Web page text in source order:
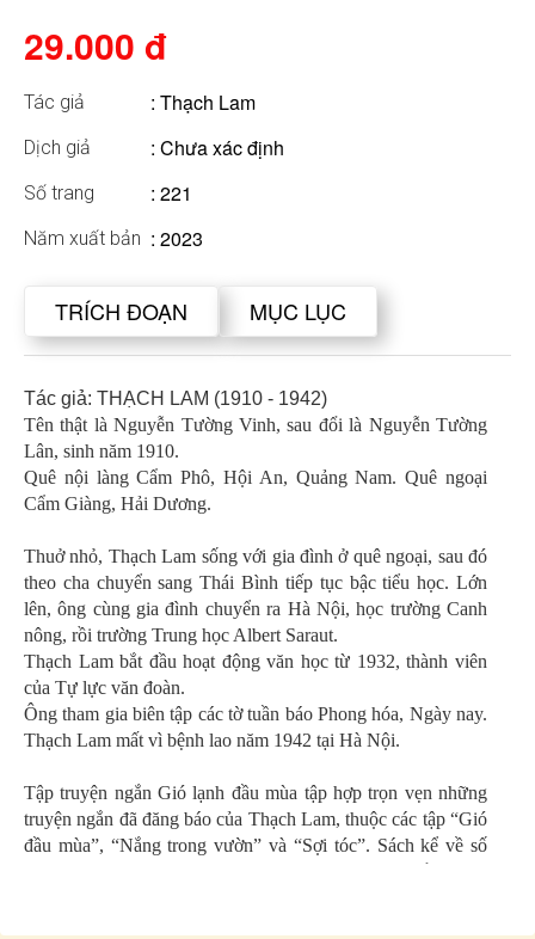
29.000 đ
Tác giả : Thạch Lam
Dịch giả : Chưa xác định
Số trang : 221
Năm xuất bản : 2023
TRÍCH ĐOẠN MỤC LỤC
Tác giả: THẠCH LAM (1910 - 1942)
Tên thật là Nguyễn Tường Vinh, sau đổi là Nguyễn Tường
Lân, sinh năm 1910.
Quê nội làng Cẩm Phô, Hội An, Quảng Nam. Quê ngoại
Cẩm Giàng, Hải Dương.
Thuở nhỏ, Thạch Lam sống với gia đình ở quê ngoại, sau đó
theo cha chuyển sang Thái Bình tiếp tục bậc tiểu học. Lớn
lên, ông cùng gia đình chuyển ra Hà Nội, học trường Canh
nông, rồi trường Trung học Albert Saraut.
Thạch Lam bắt đầu hoạt động văn học từ 1932, thành viên
của Tự lực văn đoàn.
Ông tham gia biên tập các tờ tuần báo Phong hóa, Ngày nay.
Thạch Lam mất vì bệnh lao năm 1942 tại Hà Nội.
Tập truyện ngắn Gió lạnh đầu mùa tập hợp trọn vẹn những
truyện ngắn đã đăng báo của Thạch Lam, thuộc các tập “Gió
đầu mùa”, “Nắng trong vườn” và “Sợi tóc”. Sách kể về số